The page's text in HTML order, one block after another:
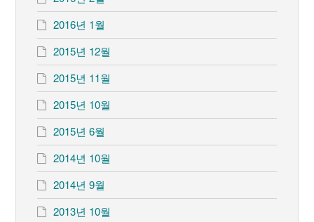
2016년 1월
2015년 12월
2015년 11월
2015년 10월
2015년 6월
2014년 10월
2014년 9월
2013년 10월